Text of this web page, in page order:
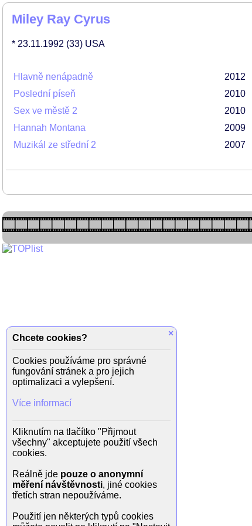
Miley Ray Cyrus
* 23.11.1992 (33) USA
Hlavně nenápadně 2012
Poslední píseň
2010
Sex ve městě 2
2010
Hannah Montana
2009
Muzikál ze střední 2
2007
×
Chcete cookies?
Cookies používáme pro správné
fungování stránek a pro jejich
optimalizaci a vylepšení.
Více informací
Kliknutím na tlačítko "Přijmout
všechny" akceptujete použití všech
cookies.
Reálně jde pouze o anonymní
měření návštěvnosti, jiné cookies
třetích stran nepoužíváme.
Použití jen některých typů cookies